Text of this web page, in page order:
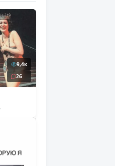
9,4к
26